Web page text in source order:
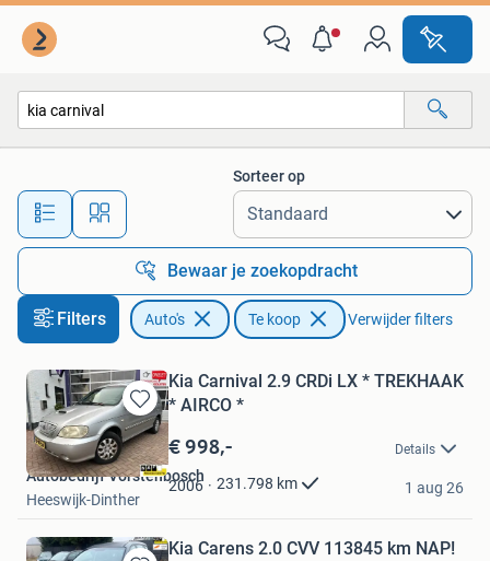
Alle afstanden…
Sorteer op
Bewaar je zoekopdracht
Filters Auto's Te koop Verwijder filters
Bewaren
in
Mijn
Favorieten
Kia Carnival 2.9 CRDi LX * TREKHAAK
* AIRCO *
€ 998,- Details
2006 231.798 km
Autobedrijf Vorstenbosch
Heeswijk-Dinther
1 aug 26
Kia Carens 2.0 CVV 113845 km NAP!